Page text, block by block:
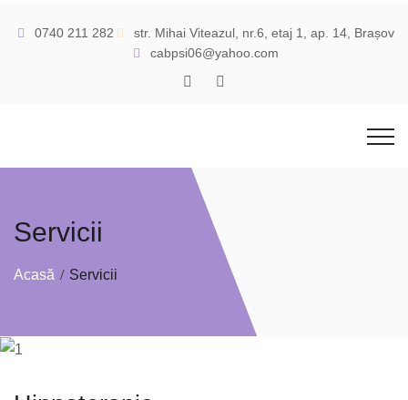
0740 211 282
str. Mihai Viteazul, nr.6, etaj 1, ap. 14, Brașov
cabpsi06@yahoo.com
Servicii
Acasă Servicii